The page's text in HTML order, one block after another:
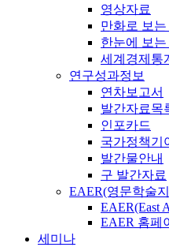
영상자료
만화로 보는
한눈에 보는
세계경제통
연구성과정보
연차보고서
발간자료목
인포카드
국가정책기
발간물안내
구 발간자료
EAER(영문학술
EAER(East
EAER 홈페
세미나